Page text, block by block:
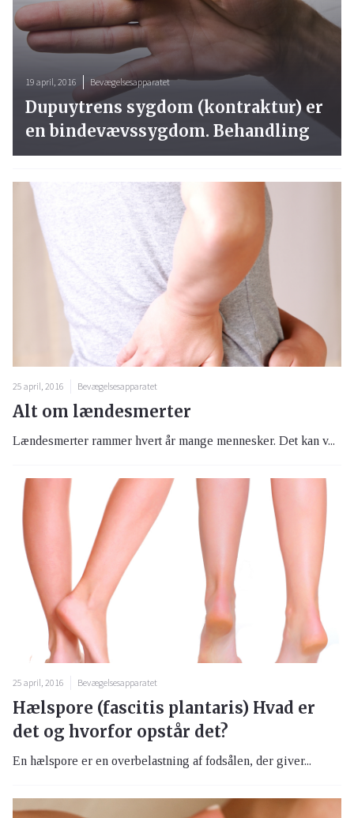
25 april, 2016 Bevægelsesapparatet
Alt om lændesmerter
Lændesmerter rammer hvert år mange mennesker. Det kan v...
25 april, 2016 Bevægelsesapparatet
Hælspore (fascitis plantaris) Hvad er
det og hvorfor opstår det?
En hælspore er en overbelastning af fodsålen, der giver...
19 april, 2016 Bevægelsesapparatet
Dupuytrens sygdom (kontraktur) er
en bindevævssygdom. Behandling